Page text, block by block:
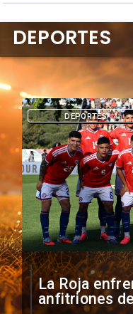
La Roja
anfitriones
DEPORTES
DEPORTES